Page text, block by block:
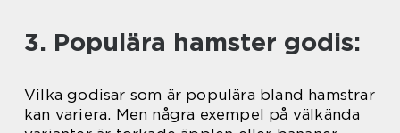
3. Populära hamster godis:
Vilka godisar som är populära bland hamstrar
kan variera. Men några exempel på välkända